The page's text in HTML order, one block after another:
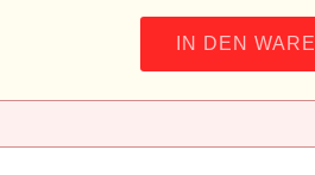
IN DEN